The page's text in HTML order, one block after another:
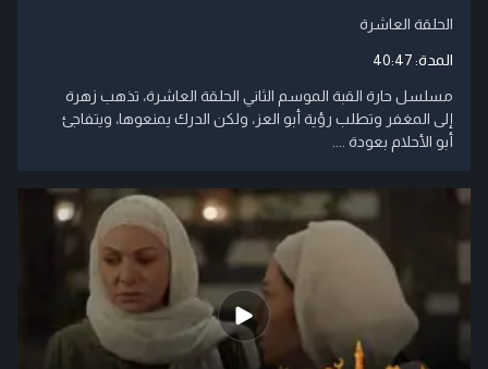
الحلقة العاشرة
المدة:40:47
مسلسل حارة القبة الموسم الثاني الحلقة العاشرة، تذهب زهرة
إلى المغفر وتطلب رؤية أبو العز، ولكن الدرك يمنعوها، ويتفاجئ
أبو الأحلام بعودة ....